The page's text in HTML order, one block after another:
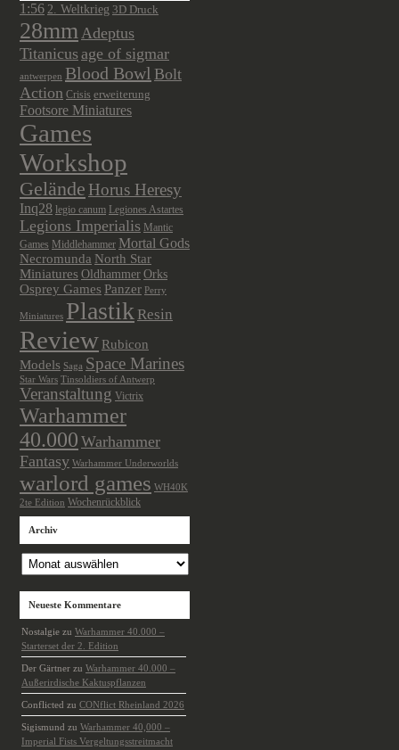
1:56 2. Weltkrieg 3D Druck
28mmAdeptus
Titanicusage of sigmar
antwerpen Blood Bowl Bolt
Action Crisis erweiterung
Footsore Miniatures
Games
Workshop
Gelände Horus Heresy
Inq28 legio canum Legiones Astartes
Legions Imperialis Mantic
Games Middlehammer Mortal Gods
Necromunda North Star
Miniatures Oldhammer Orks
Osprey Games Panzer Perry
Miniatures Plastik Resin
Review Rubicon
Models Saga Space Marines
Star Wars Tinsoldiers of Antwerp
Veranstaltung Victrix
Warhammer
40.000 Warhammer
Fantasy Warhammer Underworlds
warlord games WH40K
2te Edition Wochenrückblick
Archiv
Neueste Kommentare
Nostalgie zu Warhammer 40.000 –
Starterset der 2. Edition
Der Gärtner zu Warhammer 40.000 –
Außerirdische Kaktuspflanzen
Conflicted zu CONflict Rheinland 2026
Sigismund zu Warhammer 40,000 –
Imperial Fists Vergeltungsstreitmacht